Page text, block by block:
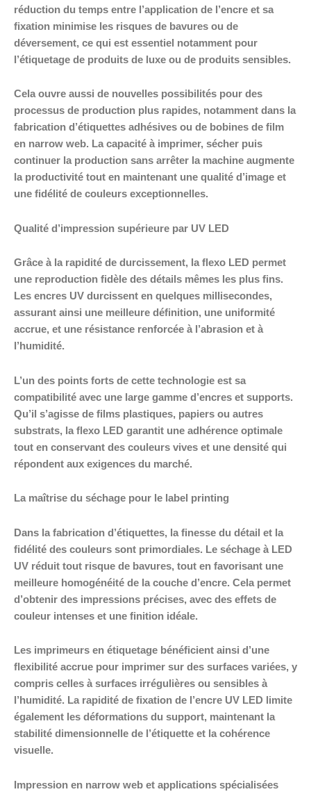
réduction du temps entre l’application de l’encre et sa
fixation minimise les risques de bavures ou de
déversement, ce qui est essentiel notamment pour
l’étiquetage de produits de luxe ou de produits sensibles.
Cela ouvre aussi de nouvelles possibilités pour des
processus de production plus rapides, notamment dans la
fabrication d’étiquettes adhésives ou de bobines de film
en narrow web. La capacité à imprimer, sécher puis
continuer la production sans arrêter la machine augmente
la productivité tout en maintenant une qualité d’image et
une fidélité de couleurs exceptionnelles.
Qualité d’impression supérieure par UV LED
Grâce à la rapidité de durcissement, la flexo LED permet
une reproduction fidèle des détails mêmes les plus fins.
Les encres UV durcissent en quelques millisecondes,
assurant ainsi une meilleure définition, une uniformité
accrue, et une résistance renforcée à l’abrasion et à
l’humidité.
L’un des points forts de cette technologie est sa
compatibilité avec une large gamme d’encres et supports.
Qu’il s’agisse de films plastiques, papiers ou autres
substrats, la flexo LED garantit une adhérence optimale
tout en conservant des couleurs vives et une densité qui
répondent aux exigences du marché.
La maîtrise du séchage pour le label printing
Dans la fabrication d’étiquettes, la finesse du détail et la
fidélité des couleurs sont primordiales. Le séchage à LED
UV réduit tout risque de bavures, tout en favorisant une
meilleure homogénéité de la couche d’encre. Cela permet
d’obtenir des impressions précises, avec des effets de
couleur intenses et une finition idéale.
Les imprimeurs en étiquetage bénéficient ainsi d’une
flexibilité accrue pour imprimer sur des surfaces variées, y
compris celles à surfaces irrégulières ou sensibles à
l’humidité. La rapidité de fixation de l’encre UV LED limite
également les déformations du support, maintenant la
stabilité dimensionnelle de l’étiquette et la cohérence
visuelle.
Impression en narrow web et applications spécialisées